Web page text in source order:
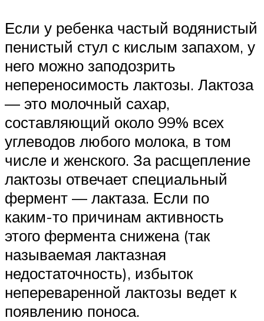
Если у ребенка частый водянистый
пенистый стул с кислым запахом, у
него можно заподозрить
непереносимость лактозы. Лактоза
— это молочный сахар,
составляющий около 99% всех
углеводов любого молока, в том
числе и женского. За расщепление
лактозы отвечает специальный
фермент — лактаза. Если по
каким-то причинам активность
этого фермента снижена (так
называемая лактазная
недостаточность), избыток
непереваренной лактозы ведет к
появлению поноса.